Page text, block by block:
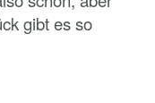
gibt es so